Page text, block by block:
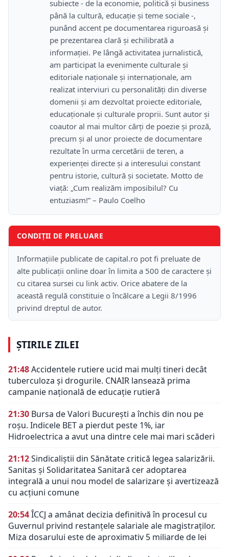
subiecte - de la economie, politică și business
până la cultură, educație și teme sociale -,
punând accent pe documentarea riguroasă și
pe prezentarea clară și echilibrată a
informației. Pe lângă activitatea jurnalistică,
am participat la evenimente culturale și
editoriale naționale și internaționale, am
realizat interviuri cu personalități din diverse
domenii și am dezvoltat proiecte editoriale,
educaționale și culturale proprii. Sunt autor și
coautor al mai multor cărți de poezie și proză,
precum și al unor proiecte de documentare
rezultate în urma cercetării de teren, a
experienței directe și a interesului constant
pentru istorie, cultură și societate. Motto de
viață: „Cum realizăm imposibilul? Cu
entuziasm!” – Paulo Coelho
CONDIȚII DE PRELUARE
Informațiile publicate de capital.ro pot fi preluate de
alte publicații online doar în limita a 500 de caractere și
cu citarea sursei cu link activ. Orice abatere de la
această regulă constituie o încălcare a Legii 8/1996
privind dreptul de autor.
ȘTIRILE ZILEI
21:48Accidentele rutiere ucid mai mulți tineri decât
tuberculoza și drogurile. CNAIR lansează prima
campanie națională de educație rutieră
21:30 Bursa de Valori București a închis din nou pe
roșu. Indicele BET a pierdut peste 1%, iar
Hidroelectrica a avut una dintre cele mai mari scăderi
21:12Sindicaliștii din Sănătate critică legea salarizării.
Sanitas și Solidaritatea Sanitară cer adoptarea
integrală a unui nou model de salarizare și avertizează
cu acțiuni comune
20:54ÎCCJ a amânat decizia definitivă în procesul cu
Guvernul privind restanțele salariale ale magistraților.
Miza dosarului este de aproximativ 5 miliarde de lei